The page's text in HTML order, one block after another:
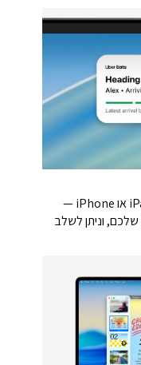
חתמו, הוסיפו הערות ושרטטו על גבי iPad או iPhone —
העדכונים מוצגים מידית על גבי ה‑Mac שלכם, וניתן לשלב